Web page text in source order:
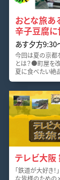
おとな旅あ
辛子豆腐に
あす夕方9:30
今回は夏の京都
とは？●町屋を
夏に食べたい絶
テレビ大阪
「鉄道が大好き！